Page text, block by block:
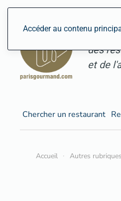
Accéder au contenu
des
et de
Chercher un restaurant
Accueil Autres rubriques